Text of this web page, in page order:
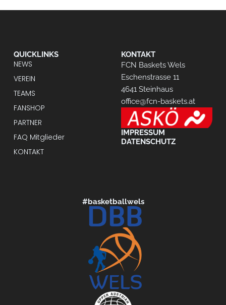
QUICKLINKS
NEWS
VEREIN
TEAMS
FANSHOP
PARTNER
FAQ Mitglieder
KONTAKT
KONTAKT
FCN Baskets Wels
Eschenstrasse 11
4641 Steinhaus
office@fcn-baskets.at
IMPRESSUM
DATENSCHUTZ
#basketballwels